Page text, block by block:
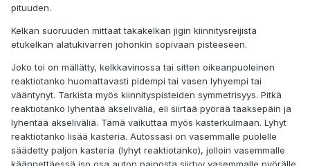
pituuden.
Kelkan suoruuden mittaat takakelkan jigin kiinnitysreijistä
etukelkan alatukivarren johonkin sopivaan pisteeseen.
Joko toi on mällätty, kelkkavinossa tai sitten oikeanpuoleinen
reaktiotanko huomattavasti pidempi tai vasen lyhyempi tai
vääntynyt. Tarkista myös kiinnityspisteiden symmetrisyys. Pitkä
reaktiotanko lyhentää akseliväliä, eli siirtää pyörää taaksepäin ja
lyhentää akseliväliä. Tämä vaikuttaa myös kasterkulmaan. Lyhyt
reaktiotanko lisää kasteria. Autossasi on vasemmalle puolelle
säädetty paljon kasteria (lyhyt reaktiotanko), jolloin vasemmalle